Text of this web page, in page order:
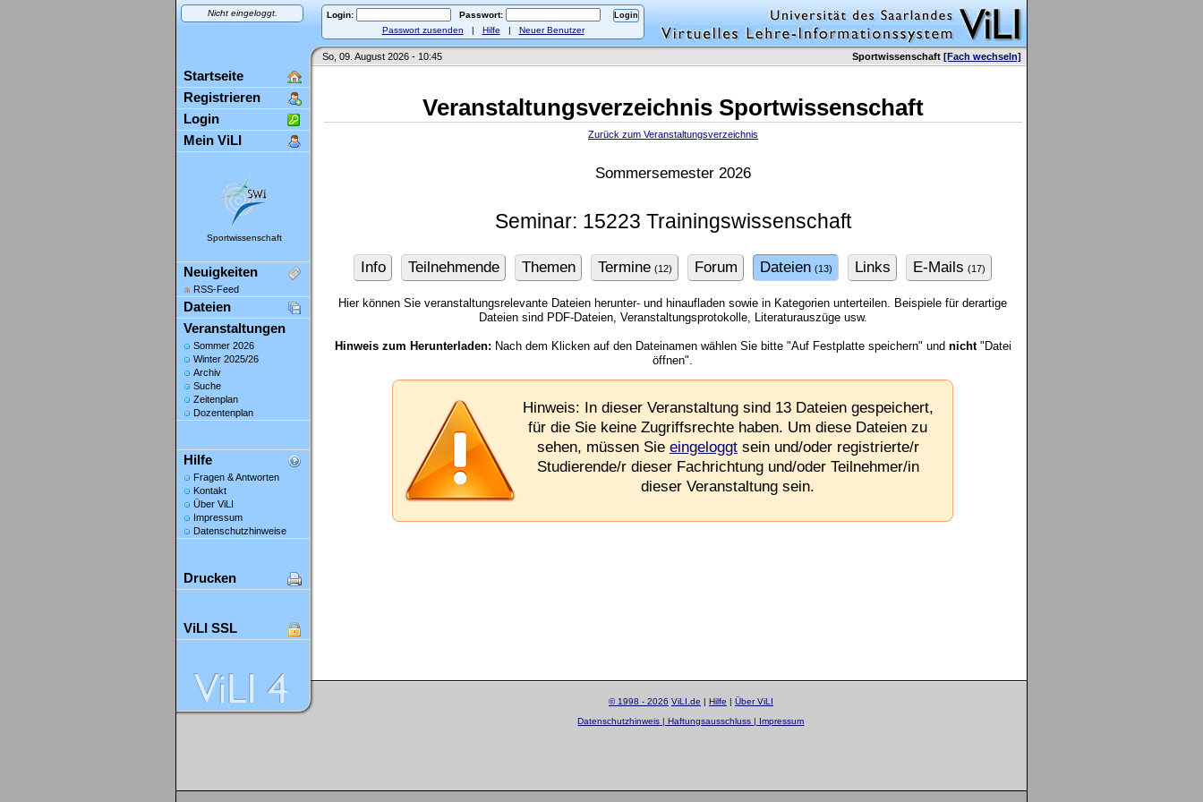
Nicht eingeloggt. Login:
Passwort:
Passwort zusenden | Hilfe | Neuer Benutzer
So, 09. August 2026 - 10:45 Sportwissenschaft [Fach wechseln]
Startseite
Registrieren
Login
Mein ViLI
Sportwissenschaft
Neuigkeiten
RSS-Feed
Dateien
Veranstaltungen
Sommer 2026
Winter 2025/26
Archiv
Suche
Zeitenplan
Dozentenplan
Hilfe
Fragen & Antworten
Kontakt
Über ViLI
Impressum
Datenschutzhinweise
Drucken
ViLI SSL
Veranstaltungsverzeichnis Sportwissenschaft
Zurück zum Veranstaltungsverzeichnis
Sommersemester 2026
Seminar: 15223 Trainingswissenschaft
Info Teilnehmende Themen Termine (12) Forum Dateien (13) Links E-Mails (17)
Hier können Sie veranstaltungsrelevante Dateien herunter- und hinaufladen sowie in Kategorien unterteilen. Beispiele für derartige
Dateien sind PDF-Dateien, Veranstaltungsprotokolle, Literaturauszüge usw.
Hinweis zum Herunterladen: Nach dem Klicken auf den Dateinamen wählen Sie bitte "Auf Festplatte speichern" und nicht"Datei
öffnen".
Hinweis: In dieser Veranstaltung sind 13 Dateien gespeichert,
für die Sie keine Zugriffsrechte haben. Um diese Dateien zu
sehen, müssen Sie eingeloggtsein und/oder registrierte/r
Studierende/r dieser Fachrichtung und/oder Teilnehmer/in
dieser Veranstaltung sein.
© 1998 - 2026 ViLI.de | Hilfe | Über ViLI
Datenschutzhinweis | Haftungsausschluss | Impressum